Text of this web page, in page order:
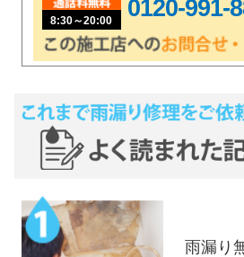
8:30～20:00 0120-991-
雨漏り